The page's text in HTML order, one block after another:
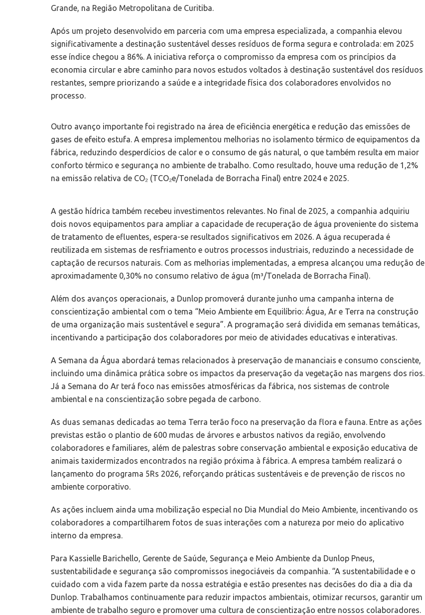
Grande, na Região Metropolitana de Curitiba.
Após um projeto desenvolvido em parceria com uma empresa especializada, a companhia elevou
significativamente a destinação sustentável desses resíduos de forma segura e controlada: em 2025
esse índice chegou a 86%. A iniciativa reforça o compromisso da empresa com os princípios da
economia circular e abre caminho para novos estudos voltados à destinação sustentável dos resíduos
restantes, sempre priorizando a saúde e a integridade física dos colaboradores envolvidos no
processo.
Outro avanço importante foi registrado na área de eficiência energética e redução das emissões de
gases de efeito estufa. A empresa implementou melhorias no isolamento térmico de equipamentos da
fábrica, reduzindo desperdícios de calor e o consumo de gás natural, o que também resulta em maior
conforto térmico e segurança no ambiente de trabalho. Como resultado, houve uma redução de 1,2%
na emissão relativa de CO₂ (TCO₂e/Tonelada de Borracha Final) entre 2024 e 2025.
A gestão hídrica também recebeu investimentos relevantes. No final de 2025, a companhia adquiriu
dois novos equipamentos para ampliar a capacidade de recuperação de água proveniente do sistema
de tratamento de efluentes, espera-se resultados significativos em 2026. A água recuperada é
reutilizada em sistemas de resfriamento e outros processos industriais, reduzindo a necessidade de
captação de recursos naturais. Com as melhorias implementadas, a empresa alcançou uma redução de
aproximadamente 0,30% no consumo relativo de água (m³/Tonelada de Borracha Final).
Além dos avanços operacionais, a Dunlop promoverá durante junho uma campanha interna de
conscientização ambiental com o tema “Meio Ambiente em Equilíbrio: Água, Ar e Terra na construção
de uma organização mais sustentável e segura”. A programação será dividida em semanas temáticas,
incentivando a participação dos colaboradores por meio de atividades educativas e interativas.
A Semana da Água abordará temas relacionados à preservação de mananciais e consumo consciente,
incluindo uma dinâmica prática sobre os impactos da preservação da vegetação nas margens dos rios.
Já a Semana do Ar terá foco nas emissões atmosféricas da fábrica, nos sistemas de controle
ambiental e na conscientização sobre pegada de carbono.
As duas semanas dedicadas ao tema Terra terão foco na preservação da flora e fauna. Entre as ações
previstas estão o plantio de 600 mudas de árvores e arbustos nativos da região, envolvendo
colaboradores e familiares, além de palestras sobre conservação ambiental e exposição educativa de
animais taxidermizados encontrados na região próxima à fábrica. A empresa também realizará o
lançamento do programa 5Rs 2026, reforçando práticas sustentáveis e de prevenção de riscos no
ambiente corporativo.
As ações incluem ainda uma mobilização especial no Dia Mundial do Meio Ambiente, incentivando os
colaboradores a compartilharem fotos de suas interações com a natureza por meio do aplicativo
interno da empresa.
Para Kassielle Barichello, Gerente de Saúde, Segurança e Meio Ambiente da Dunlop Pneus,
sustentabilidade e segurança são compromissos inegociáveis da companhia. “A sustentabilidade e o
cuidado com a vida fazem parte da nossa estratégia e estão presentes nas decisões do dia a dia da
Dunlop. Trabalhamos continuamente para reduzir impactos ambientais, otimizar recursos, garantir um
ambiente de trabalho seguro e promover uma cultura de conscientização entre nossos colaboradores.